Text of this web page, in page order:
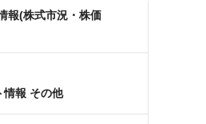
報(株式市況・株価
情報 その他